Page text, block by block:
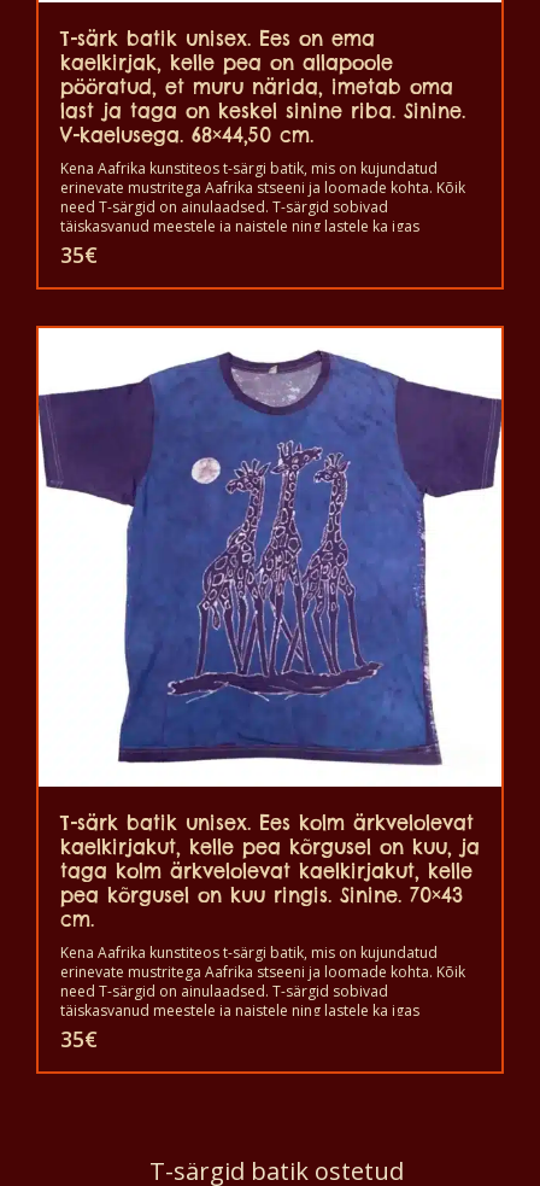
T-särk batik unisex. Ees on ema
kaelkirjak, kelle pea on allapoole
pööratud, et muru närida, imetab oma
last ja taga on keskel sinine riba. Sinine.
V-kaelusega. 68×44,50 cm.
Kena Aafrika kunstiteos t-särgi batik, mis on kujundatud
erinevate mustritega Aafrika stseeni ja loomade kohta. Kõik
need T-särgid on ainulaadsed. T-särgid sobivad
täiskasvanud meestele ja naistele ning lastele ka igas
suuruses. T-särki võib pesta pesumasinas 40°C juures. Ja ei
anna värvi välja. T-särk on 100% puuvillane.
35€
T-särk batik unisex. Ees kolm ärkvelolevat
kaelkirjakut, kelle pea kõrgusel on kuu, ja
taga kolm ärkvelolevat kaelkirjakut, kelle
pea kõrgusel on kuu ringis. Sinine. 70×43
cm.
Kena Aafrika kunstiteos t-särgi batik, mis on kujundatud
erinevate mustritega Aafrika stseeni ja loomade kohta. Kõik
need T-särgid on ainulaadsed. T-särgid sobivad
täiskasvanud meestele ja naistele ning lastele ka igas
suuruses. T-särki võib pesta pesumasinas 40°C juures. Ja ei
anna värvi välja. T-särk on 100% puuvillane.
35€
T-särgid batik ostetud